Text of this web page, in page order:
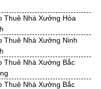
Đất KCN Hậu Giang
Đất KCN Long An
Đất KCN Tây Ninh
Đất KCN Trà Vinh
Đất KCN Hải Dương
Đất KCN Quảng Ninh
Thuê Nhà Xưởng Hòa
Thuê Nhà Xưởng Ninh
Thuê Nhà Xưởng Bắc
Thuê Nhà Xưởng Bắc